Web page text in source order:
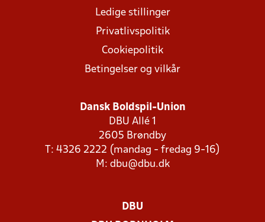
Ledige stillinger
Privatlivspolitik
Cookiepolitik
Betingelser og vilkår
Dansk Boldspil-Union
DBU Allé 1
2605 Brøndby
T: 4326 2222 (mandag - fredag 9-16)
M: dbu@dbu.dk
DBU